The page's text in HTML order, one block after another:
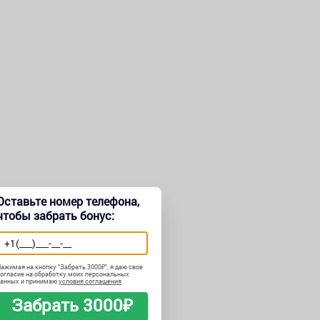
номер телефона,
забрать бонус:
на кнопку "Забрать 3000₽", я даю свое
на обработку моих персональных
и принимаюусловия соглашения
Забрать 3000₽